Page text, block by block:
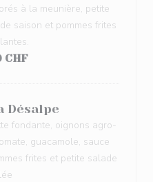
à la meunière, petite
saison et pommes frites
CHF
Désalpe
fondante, oignons agro-
guacamole, sauce
frites et petite salade